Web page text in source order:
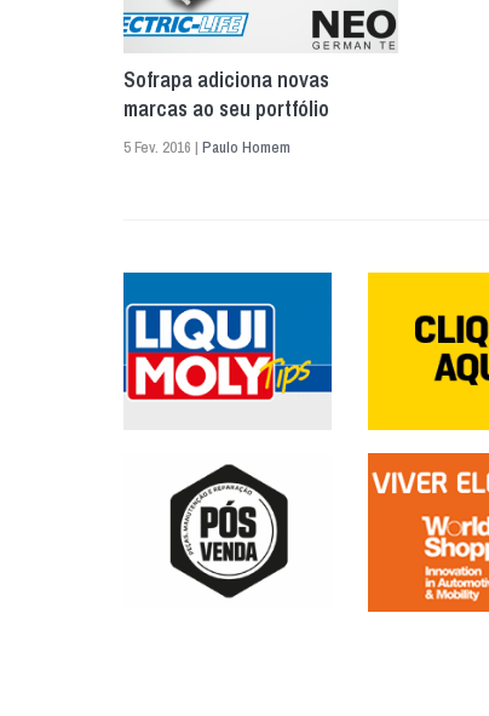
Sofrapa adiciona novas
marcas ao seu portfólio
5 Fev. 2016 | Paulo Homem